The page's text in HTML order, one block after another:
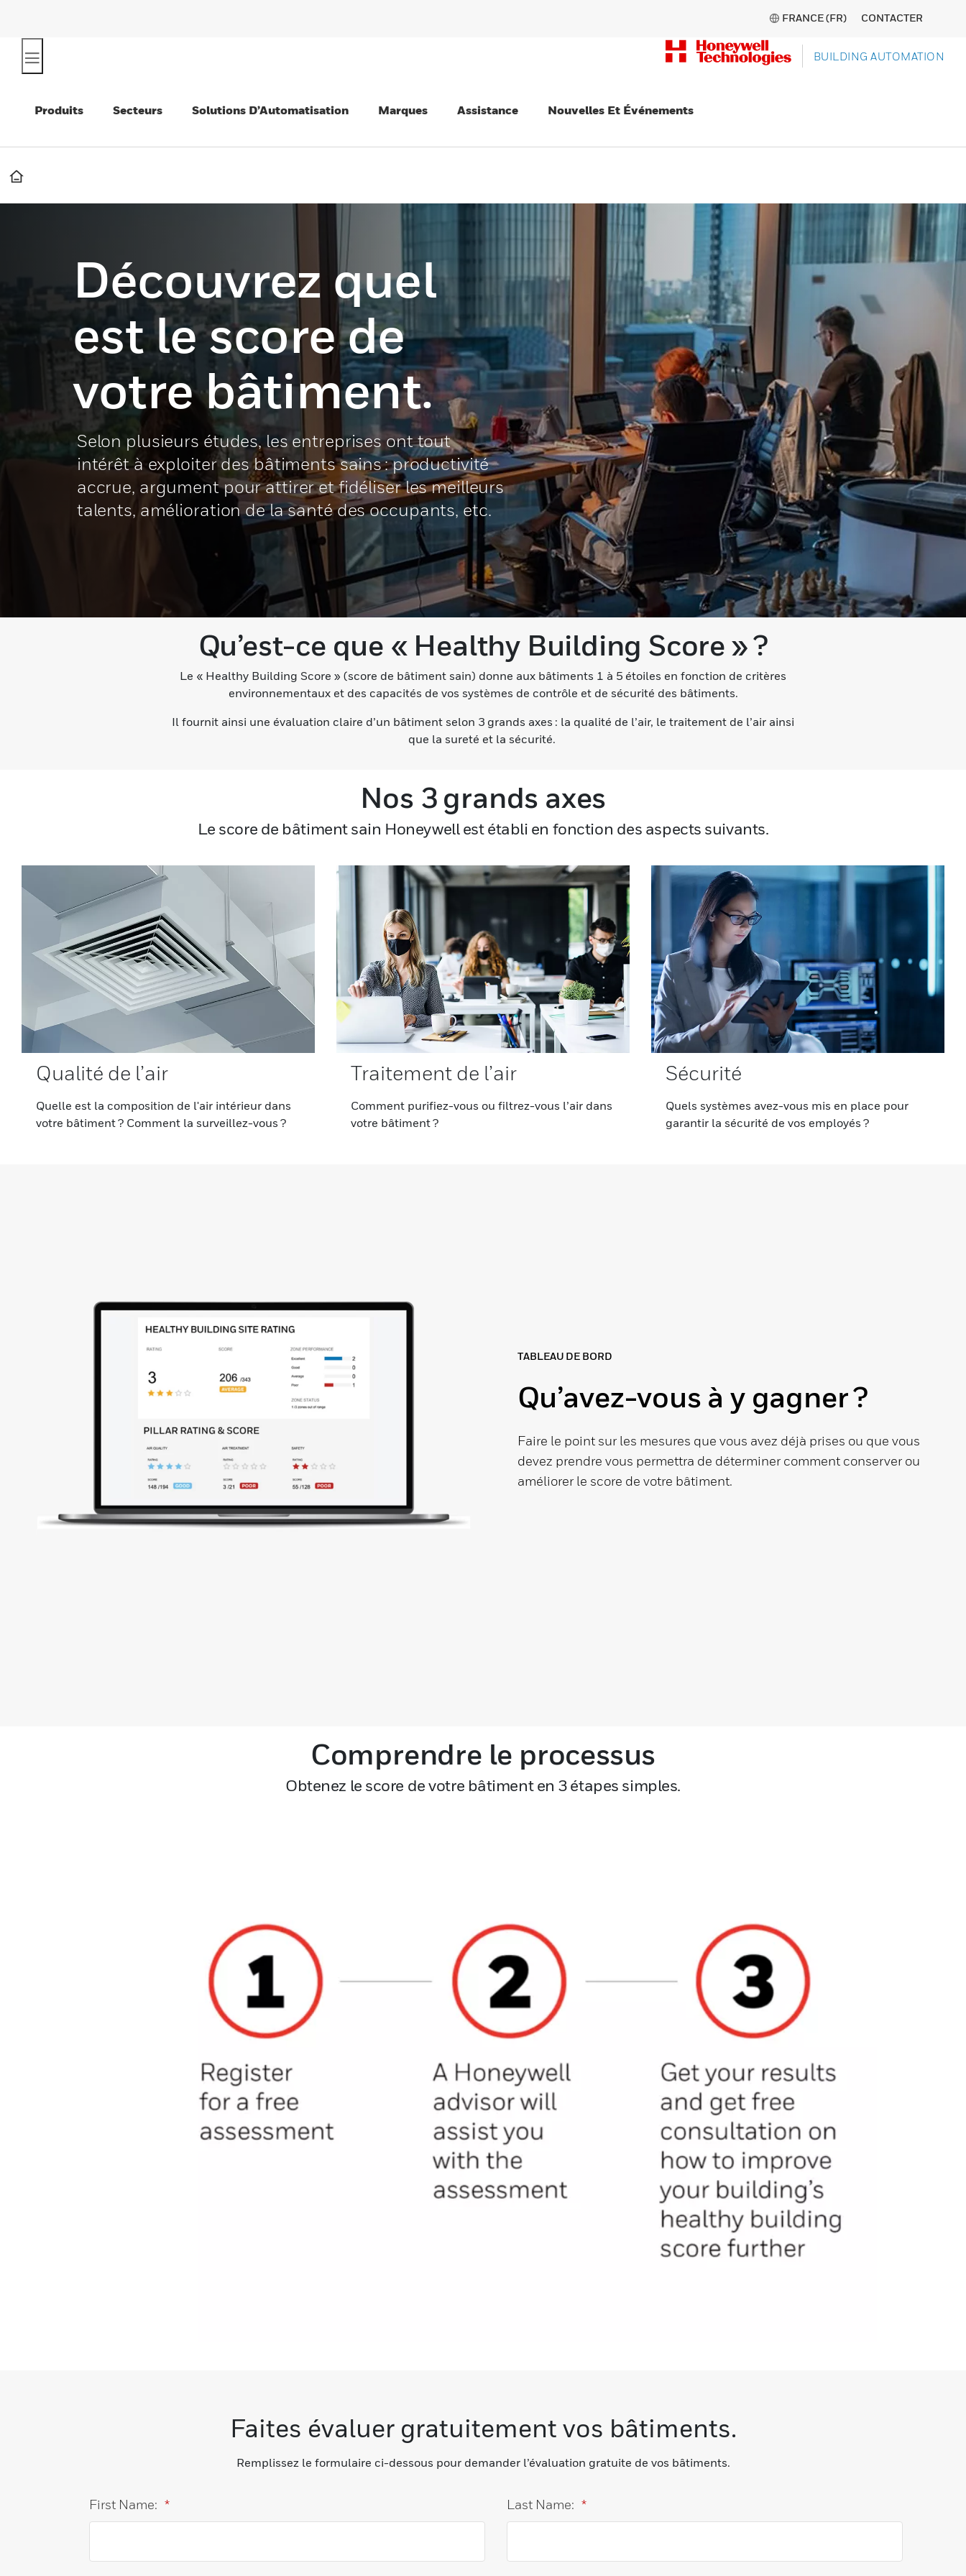
FRANCE (FR) CONTACTER
BUILDING AUTOMATION
Produits Secteurs Solutions D’Automatisation Marques Assistance Nouvelles Et Événements
Découvrez quel
est le score de
votre bâtiment.
Selon plusieurs études, les entreprises ont tout
intérêt à exploiter des bâtiments sains : productivité
accrue, argument pour attirer et fidéliser les meilleurs
talents, amélioration de la santé des occupants, etc.
Qu’est-ce que « Healthy Building Score » ?
Le « Healthy Building Score » (score de bâtiment sain) donne aux bâtiments 1 à 5 étoiles en fonction de critères
environnementaux et des capacités de vos systèmes de contrôle et de sécurité des bâtiments.
Il fournit ainsi une évaluation claire d’un bâtiment selon 3 grands axes : la qualité de l’air, le traitement de l’air ainsi
que la sureté et la sécurité.
Nos 3 grands axes
Le score de bâtiment sain Honeywell est établi en fonction des aspects suivants.
Qualité de l’air
Quelle est la composition de l'air intérieur dans
votre bâtiment ? Comment la surveillez-vous ?
Traitement de l’air
Comment purifiez-vous ou filtrez-vous l’air dans
votre bâtiment ?
Sécurité
Quels systèmes avez-vous mis en place pour
garantir la sécurité de vos employés ?
TABLEAU DE BORD
Qu’avez-vous à y gagner ?
Faire le point sur les mesures que vous avez déjà prises ou que vous
devez prendre vous permettra de déterminer comment conserver ou
améliorer le score de votre bâtiment.
Comprendre le processus
Obtenez le score de votre bâtiment en 3 étapes simples.
Faites évaluer gratuitement vos bâtiments.
Remplissez le formulaire ci-dessous pour demander l’évaluation gratuite de vos bâtiments.
*
First Name: *
Last Name: